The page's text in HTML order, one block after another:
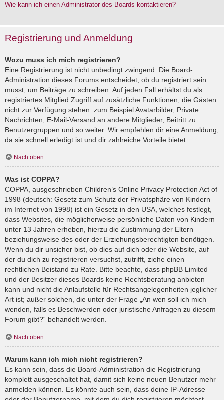
Wie kann ich einen Administrator des Boards kontaktieren?
Registrierung und Anmeldung
Wozu muss ich mich registrieren?
Eine Registrierung ist nicht unbedingt zwingend. Die Board-
Administration dieses Forums entscheidet, ob du registriert sein
musst, um Beiträge zu schreiben. Auf jeden Fall erhältst du als
registriertes Mitglied Zugriff auf zusätzliche Funktionen, die Gästen
nicht zur Verfügung stehen: zum Beispiel Avatarbilder, Private
Nachrichten, E-Mail-Versand an andere Mitglieder, Beitritt zu
Benutzergruppen und so weiter. Wir empfehlen dir eine Anmeldung,
da sie schnell erledigt ist und dir zahlreiche Vorteile bietet.
Nach oben
Was ist COPPA?
COPPA, ausgeschrieben Children’s Online Privacy Protection Act of
1998 (deutsch: Gesetz zum Schutz der Privatsphäre von Kindern
im Internet von 1998) ist ein Gesetz in den USA, welches festlegt,
dass Websites, die möglicherweise persönliche Daten von Kindern
unter 13 Jahren erheben, hierzu die Zustimmung der Eltern
beziehungsweise des oder der Erziehungsberechtigten benötigen.
Wenn du dir unsicher bist, ob dies auf dich oder die Website, auf
der du dich zu registrieren versuchst, zutrifft, ziehe einen
rechtlichen Beistand zu Rate. Bitte beachte, dass phpBB Limited
und der Besitzer dieses Boards keine Rechtsberatung anbieten
kann und nicht die Anlaufstelle für Rechtsangelegenheiten jeglicher
Art ist; außer solchen, die unter der Frage „An wen soll ich mich
wenden, falls es Beschwerden oder juristische Anfragen zu diesem
Forum gibt?“ behandelt werden.
Nach oben
Warum kann ich mich nicht registrieren?
Es kann sein, dass die Board-Administration die Registrierung
komplett ausgeschaltet hat, damit sich keine neuen Benutzer mehr
anmelden können. Es könnte auch sein, dass deine IP-Adresse